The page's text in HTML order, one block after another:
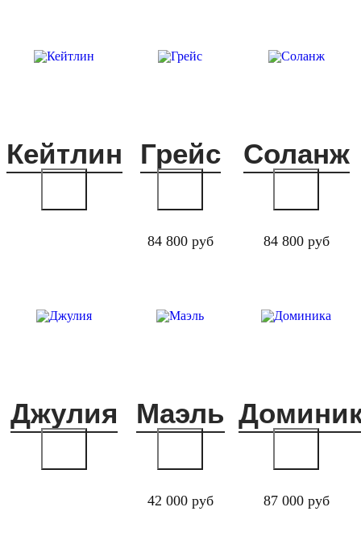
Кейтлин
84 800 руб
Грейс
84 800 руб
Соланж
Джулия
42 000 руб
Маэль
87 000 руб